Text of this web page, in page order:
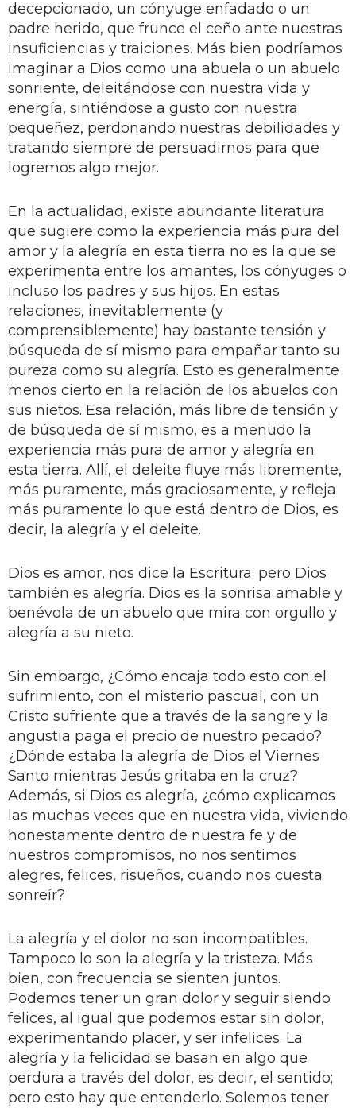
decepcionado, un cónyuge enfadado o un
padre herido, que frunce el ceño ante nuestras
insuficiencias y traiciones. Más bien podríamos
imaginar a Dios como una abuela o un abuelo
sonriente, deleitándose con nuestra vida y
energía, sintiéndose a gusto con nuestra
pequeñez, perdonando nuestras debilidades y
tratando siempre de persuadirnos para que
logremos algo mejor.
En la actualidad, existe abundante literatura
que sugiere como la experiencia más pura del
amor y la alegría en esta tierra no es la que se
experimenta entre los amantes, los cónyuges o
incluso los padres y sus hijos. En estas
relaciones, inevitablemente (y
comprensiblemente) hay bastante tensión y
búsqueda de sí mismo para empañar tanto su
pureza como su alegría. Esto es generalmente
menos cierto en la relación de los abuelos con
sus nietos. Esa relación, más libre de tensión y
de búsqueda de sí mismo, es a menudo la
experiencia más pura de amor y alegría en
esta tierra. Allí, el deleite fluye más libremente,
más puramente, más graciosamente, y refleja
más puramente lo que está dentro de Dios, es
decir, la alegría y el deleite.
Dios es amor, nos dice la Escritura; pero Dios
también es alegría. Dios es la sonrisa amable y
benévola de un abuelo que mira con orgullo y
alegría a su nieto.
Sin embargo, ¿Cómo encaja todo esto con el
sufrimiento, con el misterio pascual, con un
Cristo sufriente que a través de la sangre y la
angustia paga el precio de nuestro pecado?
¿Dónde estaba la alegría de Dios el Viernes
Santo mientras Jesús gritaba en la cruz?
Además, si Dios es alegría, ¿cómo explicamos
las muchas veces que en nuestra vida, viviendo
honestamente dentro de nuestra fe y de
nuestros compromisos, no nos sentimos
alegres, felices, risueños, cuando nos cuesta
sonreír?
La alegría y el dolor no son incompatibles.
Tampoco lo son la alegría y la tristeza. Más
bien, con frecuencia se sienten juntos.
Podemos tener un gran dolor y seguir siendo
felices, al igual que podemos estar sin dolor,
experimentando placer, y ser infelices. La
alegría y la felicidad se basan en algo que
perdura a través del dolor, es decir, el sentido;
pero esto hay que entenderlo. Solemos tener